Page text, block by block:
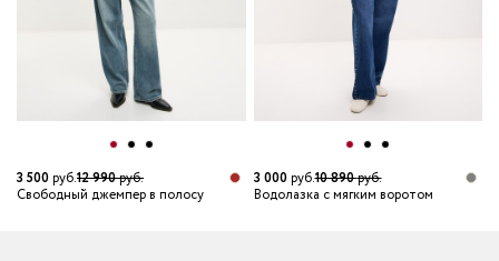
3 500руб.12 990руб.
Свободный джемпер в полосу
3 000руб.10 890руб.
Водолазка с мягким воротом